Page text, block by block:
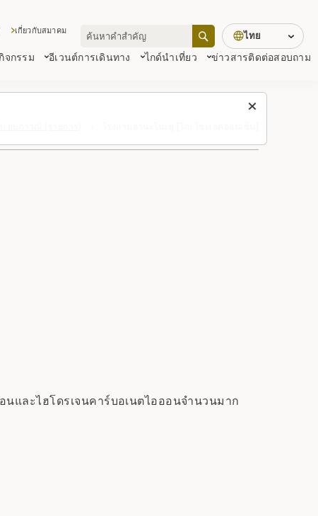
จกรรม อีเวนต์การเดินทาง ไกด์นำเที่ยว ข่าวสารติดต่อสอบถาม
เกี่ยวกับสมาคม ไทย
และไฮโดรเจนคาร์บอเนตไอออนจำนวนมาก